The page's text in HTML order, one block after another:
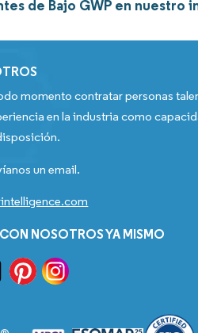
de Bajo GWP en nuestro
momento contratar personas
en la industria como
un email.
NOSOTROS YA MISMO